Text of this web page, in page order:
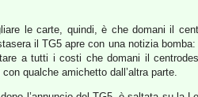
le carte, quindi, è che domani il
il TG5 apre con una notizia bomba:
a tutti i costi che domani il
qualche amichetto dall’altra parte.